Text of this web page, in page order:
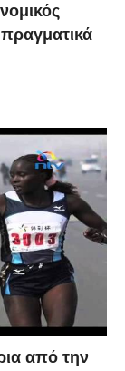
από την